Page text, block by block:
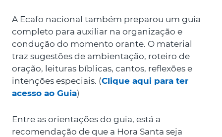
A Ecafo nacional também preparou um guia
completo para auxiliar na organização e
condução do momento orante. O material
traz sugestões de ambientação, roteiro de
oração, leituras bíblicas, cantos, reflexões e
intenções especiais. (Clique aqui para ter
acesso ao Guia)
Entre as orientações do guia, está a
recomendação de que a Hora Santa seja